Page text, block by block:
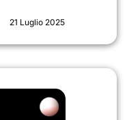
21 Luglio 2025